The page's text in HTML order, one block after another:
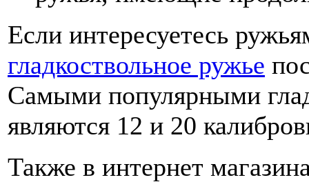
Если интересуетесь
гладкоствольное ружье
Самыми популярными
являются 12 и 20
Также в интернет